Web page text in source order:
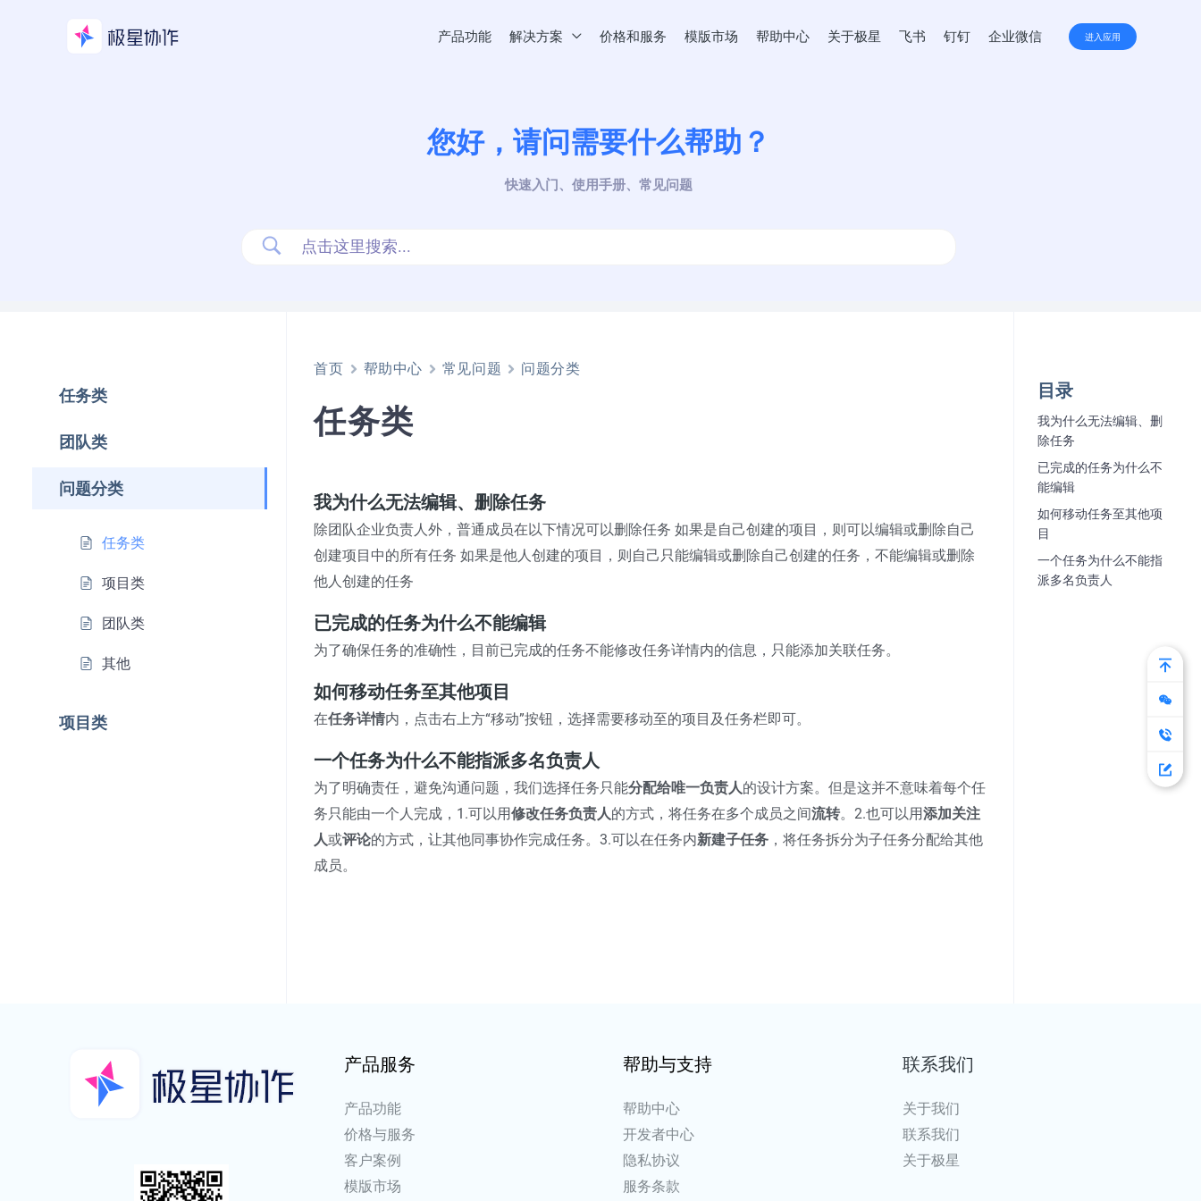
产品功能 解决方案 价格和服务 模版市场 帮助中心 关于极星 飞书 钉钉 企业微信 进入应用
您好，请问需要什么帮助？
快速入门、使用手册、常见问题
任务类
团队类
问题分类
任务类
项目类
团队类
其他
项目类
首页 帮助中心 常见问题 问题分类
任务类
我为什么无法编辑、删除任务
除团队企业负责人外，普通成员在以下情况可以删除任务 如果是自己创建的项目，则可以编辑或删除自己
创建项目中的所有任务 如果是他人创建的项目，则自己只能编辑或删除自己创建的任务，不能编辑或删除
他人创建的任务
已完成的任务为什么不能编辑
为了确保任务的准确性，目前已完成的任务不能修改任务详情内的信息，只能添加关联任务。
如何移动任务至其他项目
在任务详情内，点击右上方“移动”按钮，选择需要移动至的项目及任务栏即可。
一个任务为什么不能指派多名负责人
为了明确责任，避免沟通问题，我们选择任务只能分配给唯一负责人的设计方案。但是这并不意味着每个任
务只能由一个人完成，1.可以用修改任务负责人的方式，将任务在多个成员之间流转。2.也可以用添加关注
人或评论的方式，让其他同事协作完成任务。3.可以在任务内新建子任务 ，将任务拆分为子任务分配给其他
成员。
目录
我为什么无法编辑、删
除任务
已完成的任务为什么不
能编辑
如何移动任务至其他项
目
一个任务为什么不能指
派多名负责人
产品服务
产品功能
价格与服务
客户案例
模版市场
帮助与支持
帮助中心
开发者中心
隐私协议
服务条款
联系我们
关于我们
联系我们
关于极星